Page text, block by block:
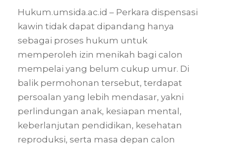
Hukum.umsida.ac.id – Perkara dispensasi
kawin tidak dapat dipandang hanya
sebagai proses hukum untuk
memperoleh izin menikah bagi calon
mempelai yang belum cukup umur. Di
balik permohonan tersebut, terdapat
persoalan yang lebih mendasar, yakni
perlindungan anak, kesiapan mental,
keberlanjutan pendidikan, kesehatan
reproduksi, serta masa depan calon